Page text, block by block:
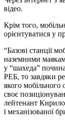
відео.
Крім того,
орієнтуватися у
“Базові станції
наземними
у “шахеда”
РЕБ, то завдяки
якого мобільного
своє
лейтенант
ї механізованої